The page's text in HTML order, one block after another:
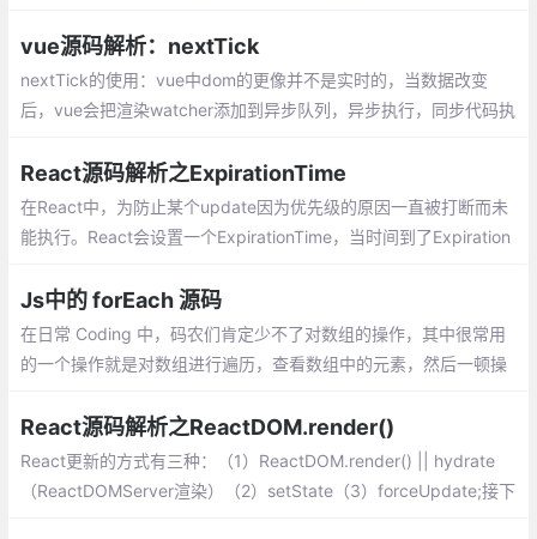
惊喜
vue源码解析：nextTick
nextTick的使用：vue中dom的更像并不是实时的，当数据改变
后，vue会把渲染watcher添加到异步队列，异步执行，同步代码执
React源码解析之ExpirationTime
在React中，为防止某个update因为优先级的原因一直被打断而未
能执行。React会设置一个ExpirationTime，当时间到了Expiration
该update，这就是ExpirationTime的作用。
Js中的 forEach 源码
在日常 Coding 中，码农们肯定少不了对数组的操作，其中很常用
的一个操作就是对数组进行遍历，查看数组中的元素，然后一顿操
React源码解析之ReactDOM.render()
React更新的方式有三种：（1）ReactDOM.render() || hydrate
（ReactDOMServer渲染）（2）setState（3）forceUpdate;接下